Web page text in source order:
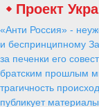
Проект
«Анти Россия» -
и беспринципному
за печенки его
братским прошлым
трагичность
публикует